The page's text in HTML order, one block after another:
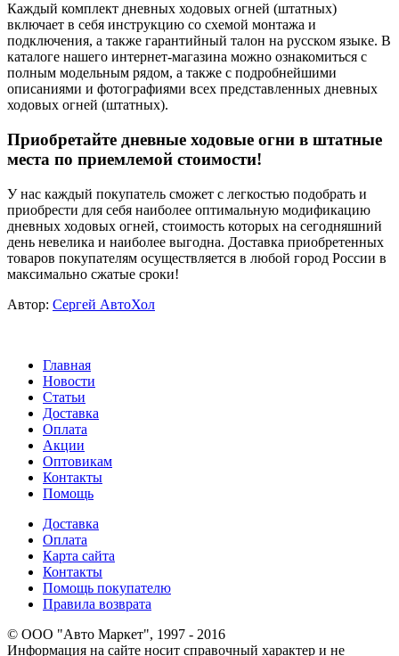
Каждый комплект дневных ходовых огней (штатных)
включает в себя инструкцию со схемой монтажа и
подключения, а также гарантийный талон на русском языке. В
каталоге нашего интернет-магазина можно ознакомиться с
полным модельным рядом, а также с подробнейшими
описаниями и фотографиями всех представленных дневных
ходовых огней (штатных).
Приобретайте дневные ходовые огни в штатные
места по приемлемой стоимости!
У нас каждый покупатель сможет с легкостью подобрать и
приобрести для себя наиболее оптимальную модификацию
дневных ходовых огней, стоимость которых на сегодняшний
день невелика и наиболее выгодна. Доставка приобретенных
товаров покупателям осуществляется в любой город России в
максимально сжатые сроки!
Автор: Сергей АвтоХол
Главная
Новости
Статьи
Доставка
Оплата
Акции
Оптовикам
Контакты
Помощь
Доставка
Оплата
Карта сайта
Контакты
Помощь покупателю
Правила возврата
© ООО "Авто Маркет", 1997 - 2016
Информация на сайте носит справочный характер и не